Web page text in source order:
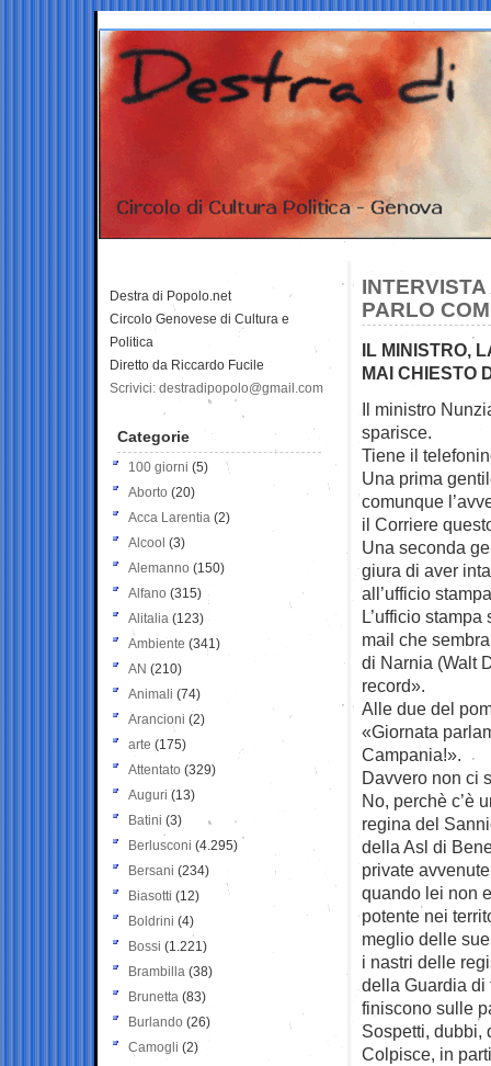
PARLO
IL MINISTRO,
MAI CHIESTO
Il ministro
sparisce.
Tiene il
Una prima
comunque
il Corriere
Una seconda
giura di aver
all’ufficio
L’ufficio
mail che
di Narnia (Walt
record».
Alle due del
«Giornata
Campania!».
Davvero non ci
No, perchè c’è
regina del
della Asl di
private
quando lei non
potente nei
meglio delle
i nastri delle
della Guardia di
finiscono sulle
Sospetti, dubbi,
Colpisce, in
Destra di Popolo.net
Circolo Genovese di Cultura e
Politica
Diretto da Riccardo Fucile
Scrivici: destradipopolo@gmail.com
Categorie
100 giorni (5)
Aborto (20)
Acca Larentia (2)
Alcool (3)
Alemanno (150)
Alfano (315)
Alitalia (123)
Ambiente (341)
AN (210)
Animali (74)
Arancioni (2)
arte (175)
Attentato (329)
Auguri (13)
Batini (3)
Berlusconi (4.295)
Bersani (234)
Biasotti (12)
Boldrini (4)
Bossi (1.221)
Brambilla (38)
Brunetta (83)
Burlando (26)
Camogli (2)